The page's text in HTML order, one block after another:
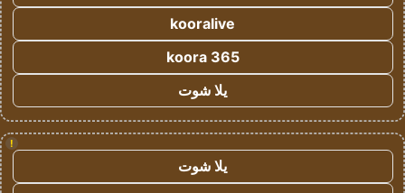
kooralive
koora 365
يلا شوت
!
يلا شوت